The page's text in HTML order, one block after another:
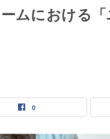
ムにおける
0